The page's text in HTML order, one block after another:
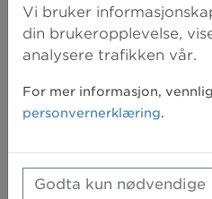
LOGG
Vi bruker
din brukeropplevelse,
analysere trafikken vår.
For mer informasjon,
personvernerklæring.
Godta kun nødvendige